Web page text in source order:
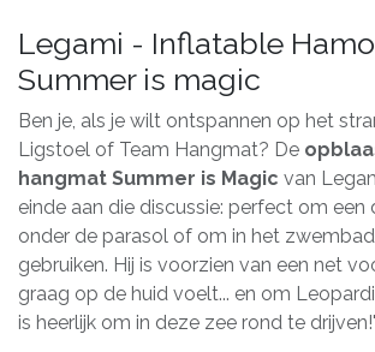
Legami - Inflatable
Summer is magic
Ben je, als je wilt ontspannen op het
Ligstoel of Team Hangmat? De
hangmat Summer is Magic van
einde aan die discussie: perfect om een
onder de parasol of om in het
gebruiken. Hij is voorzien van een net
graag op de huid voelt... en om
is heerlijk om in deze zee rond te drijven!"